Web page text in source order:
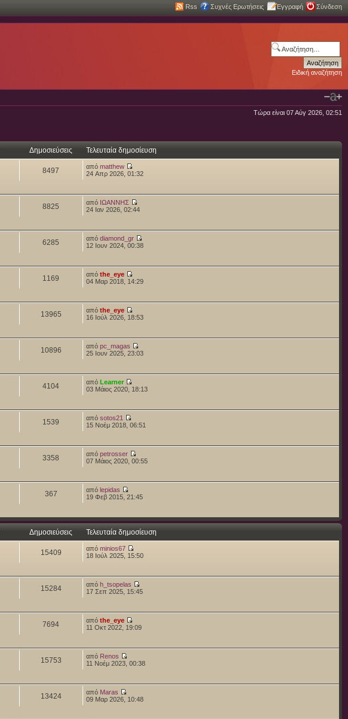
Rss Συχνές Ερωτήσεις Εγγραφή Σύνδεση
Ειδική αναζήτηση
Τώρα είναι 07 Αύγ 2026, 02:51
Δημοσιεύσεις Τελευταία δημοσίευση
8497 από matthew
24 Απρ 2026, 01:32
8825 από ΙΩΑΝΝΗΣ
24 Ιαν 2026, 02:44
6285 από diamond_gr
12 Ιουν 2024, 00:38
1169 από the_eye
04 Μαρ 2018, 14:29
13965 από the_eye
16 Ιούλ 2026, 18:53
10896 από pc_magas
25 Ιουν 2025, 23:03
4104 από Learner
03 Μάιος 2020, 18:13
1539 από sotos21
15 Νοέμ 2018, 06:51
3358 από petrosser
07 Μάιος 2020, 00:55
367 από lepidas
19 Φεβ 2015, 21:45
Δημοσιεύσεις Τελευταία δημοσίευση
15409 από minios67
18 Ιούλ 2025, 15:50
15284 από h_tsopelas
17 Σεπ 2025, 15:45
7694 από the_eye
11 Οκτ 2022, 19:09
15753 από Renos
11 Νοέμ 2023, 00:38
13424 από Maras
09 Μαρ 2026, 10:48